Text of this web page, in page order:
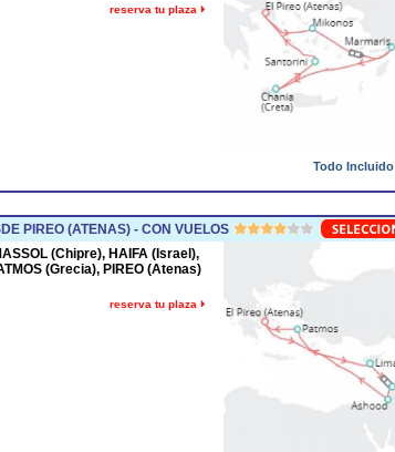
reserva tu plaza
Todo Incluido
PIREO (ATENAS) - CON VUELOS
(Chipre), HAIFA (Israel),
(Grecia), PIREO (Atenas)
reserva tu plaza